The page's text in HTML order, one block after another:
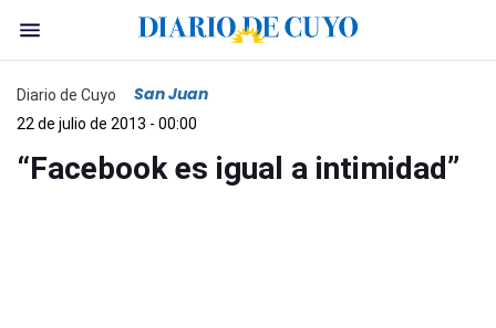
Diario de Cuyo San Juan
22 de julio de 2013 - 00:00
“Facebook es igual a intimidad”